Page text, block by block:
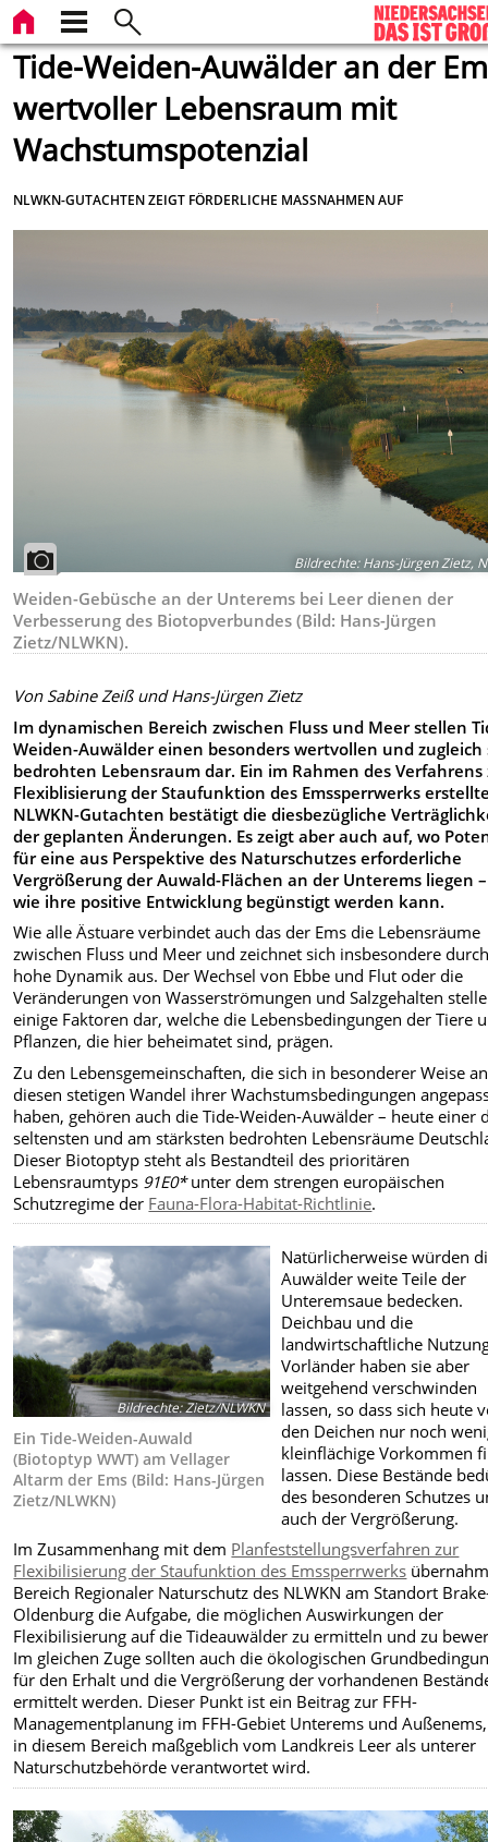
Tide-Weiden-Auwälder an der
wertvoller Lebensraum mit
Wachstumspotenzial
NLWKN-GUTACHTEN ZEIGT FÖRDERLICHE MASSNAHMEN AUF
Bildrechte:Hans-Jürgen Zietz,
Weiden-Gebüsche an der Unterems bei Leer dienen der
Verbesserung des Biotopverbundes (Bild: Hans-Jürgen
Zietz/NLWKN).
Von Sabine Zeiß und Hans-Jürgen Zietz
Im dynamischen Bereich zwischen Fluss und Meer stellen
Weiden-Auwälder einen besonders wertvollen und
bedrohten Lebensraum dar. Ein im Rahmen des Verfahrens
Flexiblisierung der Staufunktion des Emssperrwerks
NLWKN-Gutachten bestätigt die diesbezügliche
der geplanten Änderungen. Es zeigt aber auch auf, wo
für eine aus Perspektive des Naturschutzes erforderliche
Vergrößerung der Auwald-Flächen an der Unterems liegen
wie ihre positive Entwicklung begünstigt werden kann.
Wie alle Ästuare verbindet auch das der Ems die Lebensräume
zwischen Fluss und Meer und zeichnet sich insbesondere
hohe Dynamik aus. Der Wechsel von Ebbe und Flut oder die
Veränderungen von Wasserströmungen und Salzgehalten
einige Faktoren dar, welche die Lebensbedingungen der Tiere
Pflanzen, die hier beheimatet sind, prägen.
Zu den Lebensgemeinschaften, die sich in besonderer Weise an
diesen stetigen Wandel ihrer Wachstumsbedingungen
haben, gehören auch die Tide-Weiden-Auwälder – heute einer
seltensten und am stärksten bedrohten Lebensräume
Dieser Biotoptyp steht als Bestandteil des prioritären
Lebensraumtyps 91E0*unter dem strengen europäischen
Schutzregime der Fauna-Flora-Habitat-Richtlinie.
Bildrechte:Zietz/NLWKN
Ein Tide-Weiden-Auwald
(Biotoptyp WWT) am Vellager
Altarm der Ems (Bild: Hans-Jürgen
Zietz/NLWKN)
Natürlicherweise würden
Auwälder weite Teile der
Unteremsaue bedecken.
Deichbau und die
landwirtschaftliche
Vorländer haben sie aber
weitgehend verschwinden
lassen, so dass sich heute
den Deichen nur noch
kleinflächige Vorkommen
lassen. Diese Bestände
des besonderen Schutzes
auch der Vergrößerung.
Im Zusammenhang mit dem Planfeststellungsverfahren zur
Flexibilisierung der Staufunktion des Emssperrwerks
Bereich Regionaler Naturschutz des NLWKN am Standort
Oldenburg die Aufgabe, die möglichen Auswirkungen der
Flexibilisierung auf die Tideauwälder zu ermitteln und zu
Im gleichen Zuge sollten auch die ökologischen
für den Erhalt und die Vergrößerung der vorhandenen
ermittelt werden. Dieser Punkt ist ein Beitrag zur FFH-
Managementplanung im FFH-Gebiet Unterems und
in diesem Bereich maßgeblich vom Landkreis Leer als unterer
Naturschutzbehörde verantwortet wird.